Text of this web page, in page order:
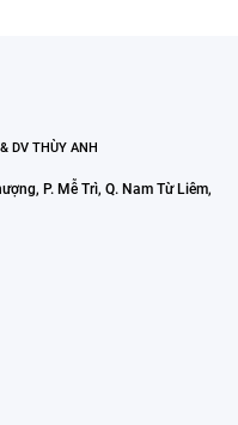
DV THÙY ANH
P. Mễ Trì, Q. Nam Từ Liêm,